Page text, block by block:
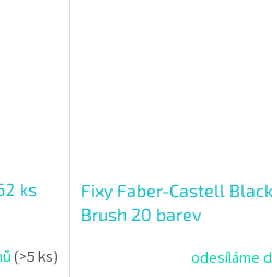
ks
(>5 ks)
Fixy Faber-Castell
Brush 20 barev
odesíláme